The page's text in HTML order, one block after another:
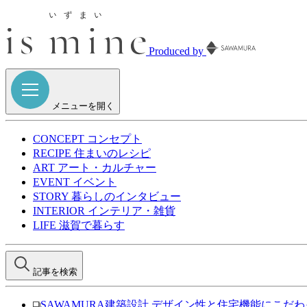
Produced by
メニューを開く
CONCEPT コンセプト
RECIPE 住まいのレシピ
ART アート・カルチャー
EVENT イベント
STORY 暮らしのインタビュー
INTERIOR インテリア・雑貨
LIFE 滋賀で暮らす
記事を検索
SAWAMURA建築設計 デザイン性と住宅機能にこだ